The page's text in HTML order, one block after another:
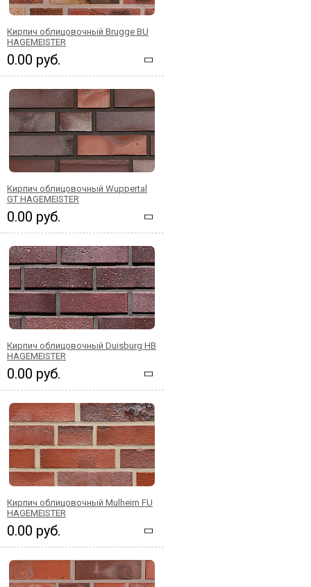
Кирпич облицовочный Brugge BU
HAGEMEISTER
0.00 руб.
Кирпич облицовочный Wuppertal
GT HAGEMEISTER
0.00 руб.
Кирпич облицовочный Duisburg HB
HAGEMEISTER
0.00 руб.
Кирпич облицовочный Mulheim FU
HAGEMEISTER
0.00 руб.